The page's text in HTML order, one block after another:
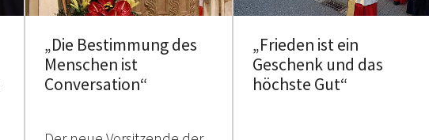
„Die Bestimmung des
Menschen ist
Conversation“
„Frieden ist ein
Geschenk und das
höchste Gut“